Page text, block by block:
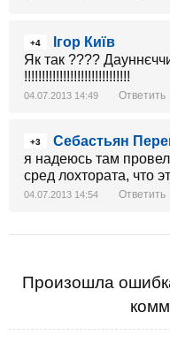
+4
Ігор Київ
Як так ????
!!!!!!!!!!!!!!!!!!!!!!!!!!!!!!
04.07.2013 14:49 Ответить
+3
Себастьян
я надеюсь там
сред лохтората, что
04.07.2013 14:54 Ответить
Произошла